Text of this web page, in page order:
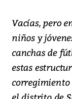
Vacías, pero
niños y
canchas de
estas
corregimiento